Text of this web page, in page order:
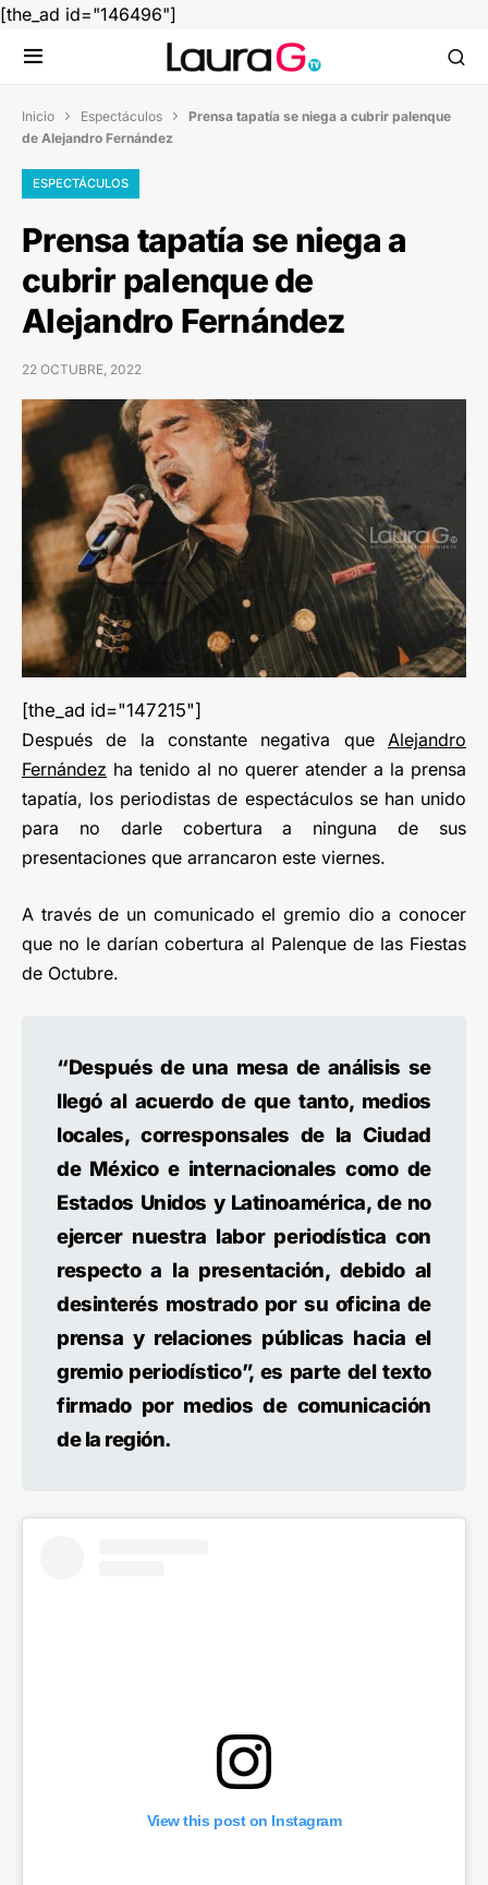
[the_ad id="146496"]
Inicio  Espectáculos  Prensa tapatía se niega a cubrir palenque
de Alejandro Fernández
ESPECTÁCULOS
Prensa tapatía se niega a
cubrir palenque de
Alejandro Fernández
22 OCTUBRE, 2022
[the_ad id="147215"]
Después de la constante negativa que Alejandro
Fernández ha tenido al no querer atender a la prensa
tapatía, los periodistas de espectáculos se han unido
para no darle cobertura a ninguna de sus
presentaciones que arrancaron este viernes.
A través de un comunicado el gremio dio a conocer
que no le darían cobertura al Palenque de las Fiestas
de Octubre.
“Después de una mesa de análisis se
llegó al acuerdo de que tanto, medios
locales, corresponsales de la Ciudad
de México e internacionales como de
Estados Unidos y Latinoamérica, de no
ejercer nuestra labor periodística con
respecto a la presentación, debido al
desinterés mostrado por su oficina de
prensa y relaciones públicas hacia el
gremio periodístico”, es parte del texto
firmado por medios de comunicación
de la región.
View this post on Instagram